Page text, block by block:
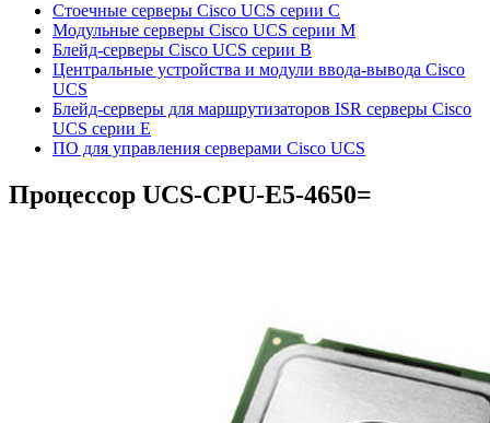
Стоечные серверы Cisco UCS серии C
Модульные серверы Cisco UCS серии M
Блейд-серверы Cisco UCS серии B
Центральные устройства и модули ввода-вывода Cisco
UCS
Блейд-серверы для маршрутизаторов ISR серверы Cisco
UCS серии E
ПО для управления серверами Cisco UCS
Процессор UCS-CPU-E5-4650=